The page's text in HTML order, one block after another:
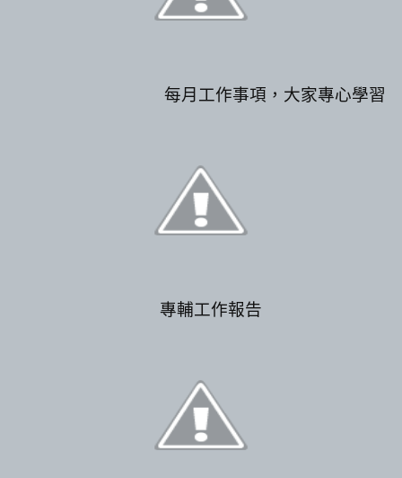
每月工作事項，大家專心學習
專輔工作報告